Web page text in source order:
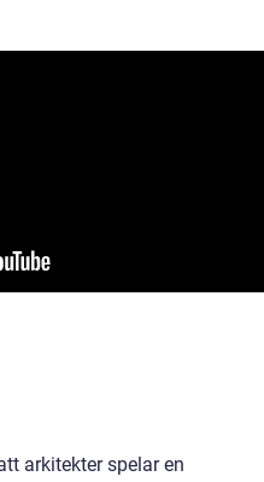
arkitekter spelar en